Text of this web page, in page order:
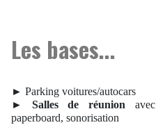
Les bases...
► Parking voitures/autocars
► Salles de réunion avec
paperboard, sonorisation